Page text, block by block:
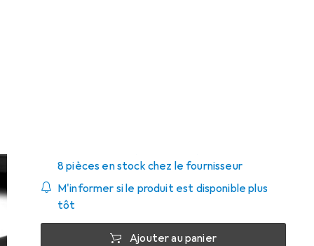
8 pièces en stock chez le fournisseur
M'informer si le produit est disponible plus
tôt
Ajouter au panier